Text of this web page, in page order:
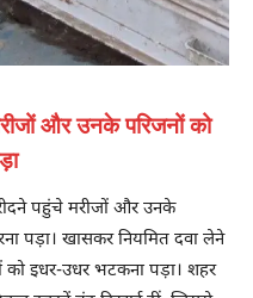
और उनके परिजनों को
पहुंचे मरीजों और उनके
पड़ा। खासकर नियमित दवा लेने
को इधर-उधर भटकना पड़ा। शहर